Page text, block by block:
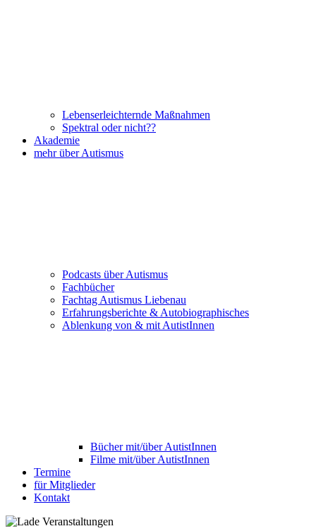
Lebenserleichternde Maßnahmen
Spektral oder nicht??
Akademie
mehr über Autismus
Podcasts über Autismus
Fachbücher
Fachtag Autismus Liebenau
Erfahrungsberichte & Autobiographisches
Ablenkung von & mit AutistInnen
Bücher mit/über AutistInnen
Filme mit/über AutistInnen
Termine
für Mitglieder
Kontakt